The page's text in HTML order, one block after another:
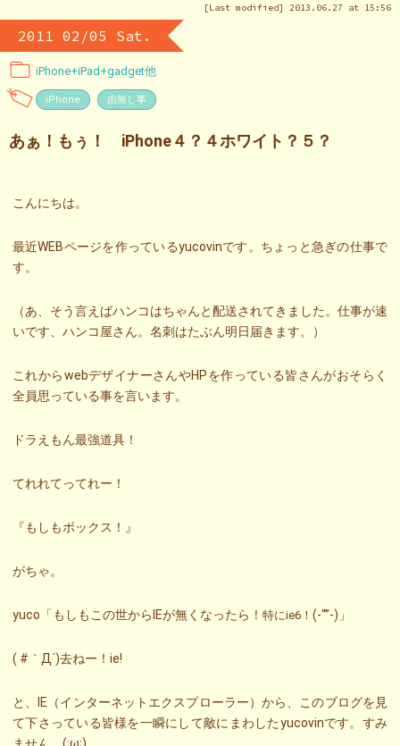
[Last modified] 2013.06.27 at 15:56
2011 02/05 Sat.
iPhone+iPad+gadget他
iPhone 由無し事
あぁ！もぅ！ iPhone４？４ホワイト？５？
こんにちは。
最近WEBページを作っているyucovinです。ちょっと急ぎの仕事で
す。
（あ、そう言えばハンコはちゃんと配送されてきました。仕事が速
いです、ハンコ屋さん。名刺はたぶん明日届きます。）
これからwebデザイナーさんやHPを作っている皆さんがおそらく
全員思っている事を言います。
ドラえもん最強道具！
てれれてってれー！
『もしもボックス！』
がちゃ。
yuco「もしもこの世からIEが無くなったら！ 特にie6！ (-“”-)」
( #｀Д´)去ねー！ie!
と、IE（インターネットエクスプローラー）から、このブログを見
て下さっている皆様を一瞬にして敵にまわしたyucovinです。すみ